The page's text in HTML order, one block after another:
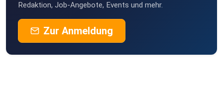
Redaktion, Job-Angebote, Events und mehr.
Zur Anmeldung